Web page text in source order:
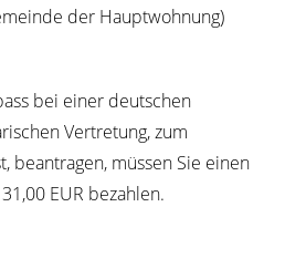
der Hauptwohnung)
bei einer deutschen
Vertretung, zum
beantragen, müssen Sie einen
EUR bezahlen.